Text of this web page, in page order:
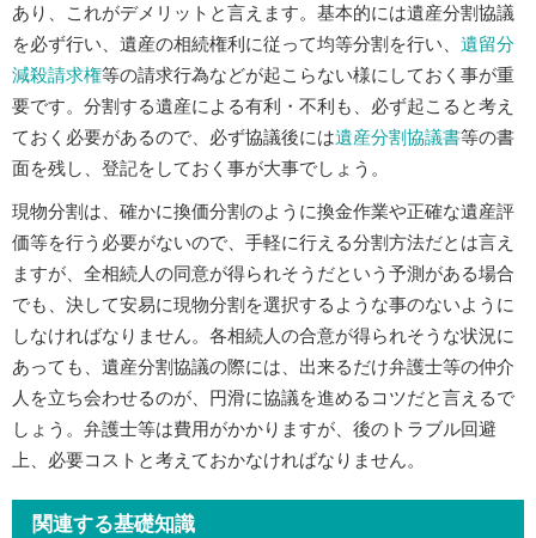
あり、これがデメリットと言えます。基本的には遺産分割協議
を必ず行い、遺産の相続権利に従って均等分割を行い、 遺留分
減殺請求権等の請求行為などが起こらない様にしておく事が重
要です。分割する遺産による有利・不利も、必ず起こると考え
ておく必要があるので、必ず協議後には遺産分割協議書等の書
面を残し、登記をしておく事が大事でしょう。
現物分割は、確かに換価分割のように換金作業や正確な遺産評
価等を行う必要がないので、手軽に行える分割方法だとは言え
ますが、全相続人の同意が得られそうだという予測がある場合
でも、決して安易に現物分割を選択するような事のないように
しなければなりません。各相続人の合意が得られそうな状況に
あっても、遺産分割協議の際には、出来るだけ弁護士等の仲介
人を立ち会わせるのが、円滑に協議を進めるコツだと言えるで
しょう。弁護士等は費用がかかりますが、後のトラブル回避
上、必要コストと考えておかなければなりません。
関連する基礎知識